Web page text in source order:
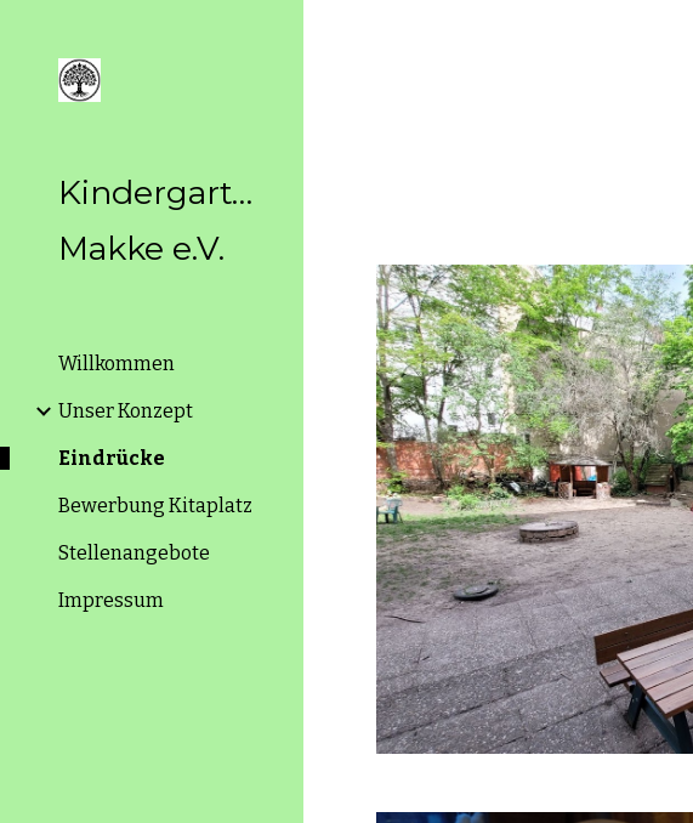
Kindergarten
Makke e.V.
Willkommen
Unser Konzept
Eindrücke
Bewerbung Kitaplatz
Stellenangebote
Impressum